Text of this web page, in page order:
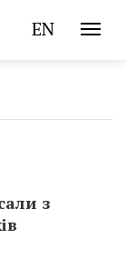
EN
з